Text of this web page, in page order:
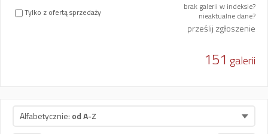
Tylko z ofertą sprzedaży
brak galerii w indeksie?
nieaktualne dane?
prześlij zgłoszenie
151 galerii
Alfabetycznie: od A-Z